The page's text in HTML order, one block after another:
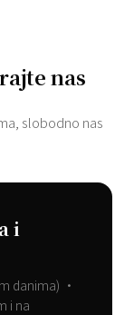
nas
slobodno nas
i
danima) •
i na